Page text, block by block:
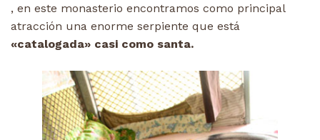
, en este monasterio encontramos como principal
atracción una enorme serpiente que está
«catalogada» casi como santa.